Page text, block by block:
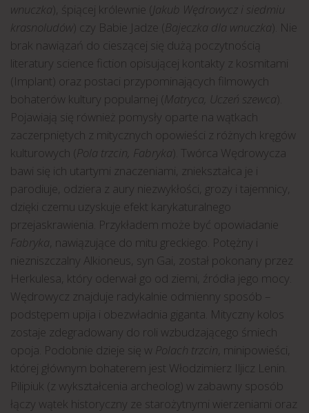
wnuczka), śpiącej królewnie (Jakub Wędrowycz i siedmiu
krasnoludów) czy Babie Jadze (Bajeczka dla wnuczka). Nie
brak nawiązań do cieszącej się dużą poczytnością
literatury science fiction opisującej kontakty z kosmitami
(Implant) oraz postaci przypominających filmowych
bohaterów kultury popularnej (Matryca, Uczeń szewca).
Pojawiają się również pomysły oparte na wątkach
zaczerpniętych z mitycznych opowieści z różnych kręgów
kulturowych (Pola trzcin, Fabryka). Twórca Wędrowycza
bawi się ich utartymi znaczeniami, zniekształca je i
parodiuje, odziera z aury niezwykłości, grozy i tajemnicy,
dzięki czemu uzyskuje efekt karykaturalnego
przejaskrawienia. Przykładem może być opowiadanie
Fabryka , nawiązujące do mitu greckiego. Potężny i
niezniszczalny Alkioneus, syn Gai, został pokonany przez
Herkulesa, który oderwał go od ziemi, źródła jego mocy.
Wędrowycz znajduje radykalnie odmienny sposób –
podstępem upija i obezwładnia giganta. Mityczny kolos
zostaje zdegradowany do roli wzbudzającego śmiech
opoja. Podobnie dzieje się w Polach trzcin , minipowieści,
której głównym bohaterem jest Włodzimierz Iljicz Lenin.
Pilipiuk (z wykształcenia archeolog) w zabawny sposób
łączy wątek historyczny ze starożytnymi wierzeniami oraz